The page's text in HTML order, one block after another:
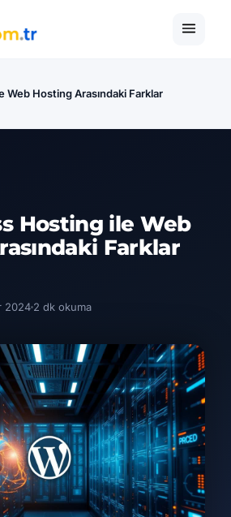
Web Hosting Arasındaki Farklar
Hosting ile Web
Farklar
2024 2 dk okuma